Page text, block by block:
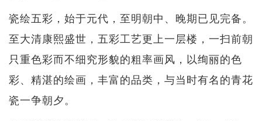
瓷绘五彩，始于元代，至明朝中、晚期已见完备。
至大清康熙盛世，五彩工艺更上一层楼，一扫前朝
只重色彩而不细究形貌的粗率画风，以绚丽的色
彩、精湛的绘画，丰富的品类，与当时有名的青花
瓷一争朝夕。